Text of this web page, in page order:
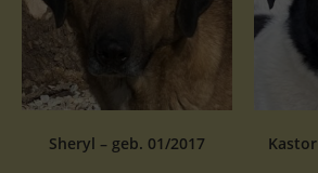
Sheryl – geb. 01/2017